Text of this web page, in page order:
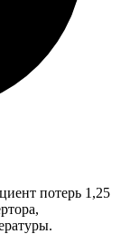
потерь 1,25